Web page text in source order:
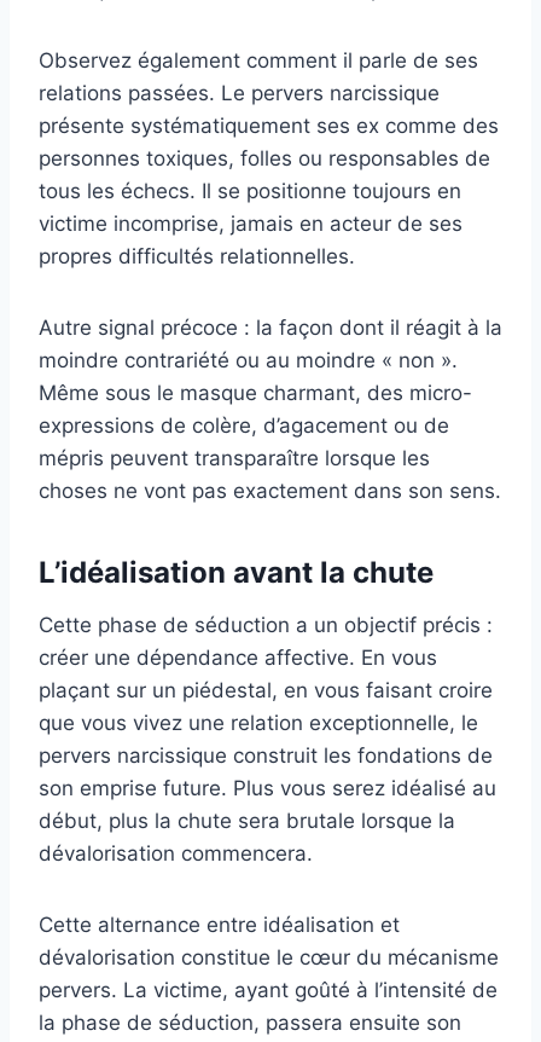
Observez également comment il parle de ses
relations passées. Le pervers narcissique
présente systématiquement ses ex comme des
personnes toxiques, folles ou responsables de
tous les échecs. Il se positionne toujours en
victime incomprise, jamais en acteur de ses
propres difficultés relationnelles.
Autre signal précoce : la façon dont il réagit à la
moindre contrariété ou au moindre « non ».
Même sous le masque charmant, des micro-
expressions de colère, d’agacement ou de
mépris peuvent transparaître lorsque les
choses ne vont pas exactement dans son sens.
L’idéalisation avant la chute
Cette phase de séduction a un objectif précis :
créer une dépendance affective. En vous
plaçant sur un piédestal, en vous faisant croire
que vous vivez une relation exceptionnelle, le
pervers narcissique construit les fondations de
son emprise future. Plus vous serez idéalisé au
début, plus la chute sera brutale lorsque la
dévalorisation commencera.
Cette alternance entre idéalisation et
dévalorisation constitue le cœur du mécanisme
pervers. La victime, ayant goûté à l’intensité de
la phase de séduction, passera ensuite son